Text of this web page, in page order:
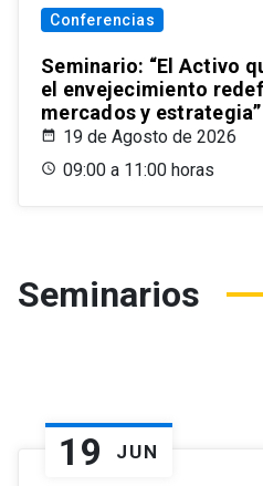
Conferencias
Seminario: “El Activo
el envejecimiento
mercados y estrategia”
19 de Agosto de 2026
09:00 a 11:00 horas
Seminarios
19 JUN